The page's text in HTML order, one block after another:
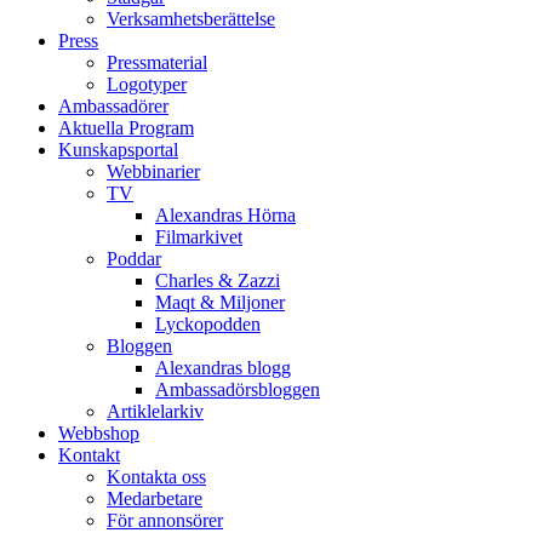
Verksamhetsberättelse
Press
Pressmaterial
Logotyper
Ambassadörer
Aktuella Program
Kunskapsportal
Webbinarier
TV
Alexandras Hörna
Filmarkivet
Poddar
Charles & Zazzi
Maqt & Miljoner
Lyckopodden
Bloggen
Alexandras blogg
Ambassadörsbloggen
Artiklelarkiv
Webbshop
Kontakt
Kontakta oss
Medarbetare
För annonsörer